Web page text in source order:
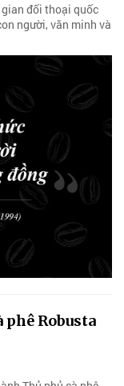
gian đối thoại quốc
người, văn minh và
Robusta